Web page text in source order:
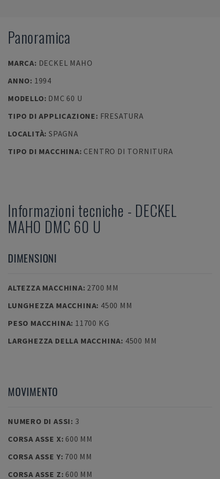
Panoramica
MARCA: DECKEL MAHO
ANNO: 1994
MODELLO: DMC 60 U
TIPO DI APPLICAZIONE: FRESATURA
LOCALITÀ: SPAGNA
TIPO DI MACCHINA: CENTRO DI TORNITURA
Informazioni tecniche - DECKEL
MAHO DMC 60 U
DIMENSIONI
ALTEZZA MACCHINA: 2700 MM
LUNGHEZZA MACCHINA: 4500 MM
PESO MACCHINA: 11700 KG
LARGHEZZA DELLA MACCHINA: 4500 MM
MOVIMENTO
NUMERO DI ASSI: 3
CORSA ASSE X: 600 MM
CORSA ASSE Y: 700 MM
CORSA ASSE Z: 600 MM